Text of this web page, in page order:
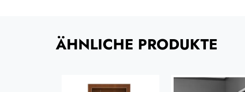
ÄHNLICHE PRODUKTE